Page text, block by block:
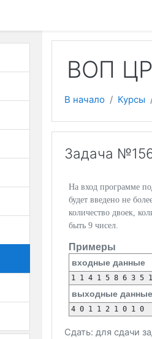
ВОП
В начало Курсы
Задача
На вход программе
будет введено не
количество двоек,
быть 9 чисел.
Примеры
входные данные
выходные данные
Сдать: для сдачи